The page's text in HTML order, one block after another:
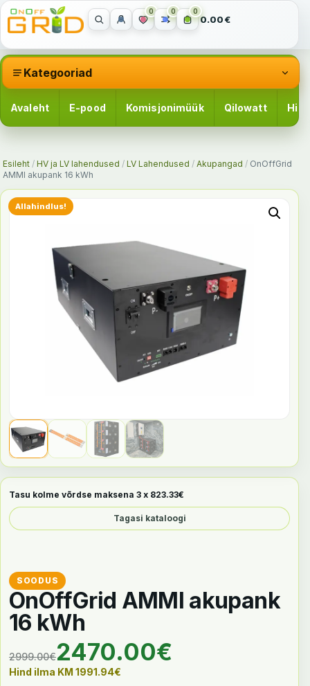
0 0 0
0.00€
Kategooriad
Avaleht E-pood Komisjonimüük Qilowatt
Esileht / HV ja LV lahendused / LV Lahendused / Akupangad / OnOffGrid
AMMI akupank 16 kWh
Allahindlus!
OnOffGrid AMMI akupank
16 kWh
Tasu kolme võrdse maksena 3 x 823.33€
2999.00€
Algne hind oli: 2999.00€.
2470.00€
Praegune hind on:
Hind ilma KM 1991.94€
Tagasi kataloogi